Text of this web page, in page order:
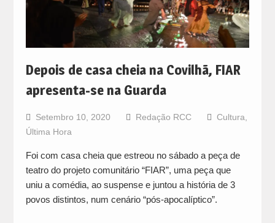
Depois de casa cheia na Covilhã, FIAR
apresenta-se na Guarda
Setembro 10, 2020 Redação RCC Cultura
Última Hora
Foi com casa cheia que estreou no sábado a peça de
teatro do projeto comunitário “FIAR”, uma peça que
uniu a comédia, ao suspense e juntou a história de 3
povos distintos, num cenário “pós-apocalíptico”.